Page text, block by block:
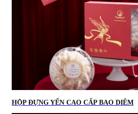
HỘP ĐỰNG YẾN CAO CẤP BAO DIÊM